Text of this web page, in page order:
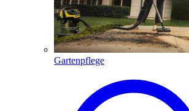
Gartenpflege